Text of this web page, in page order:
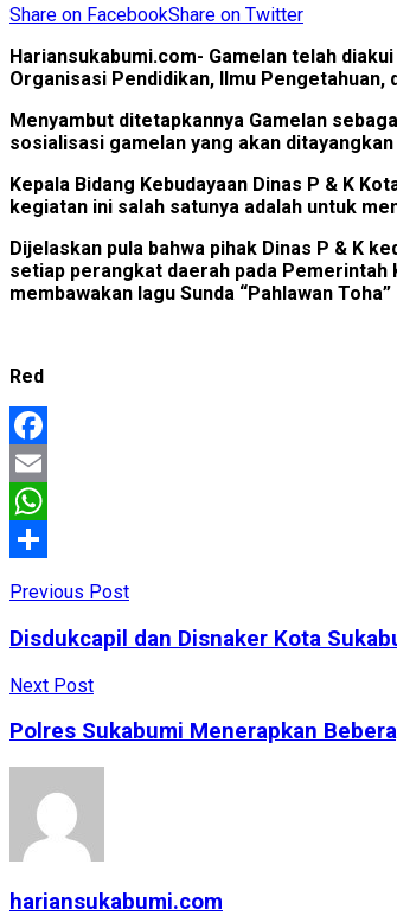
Share on FacebookShare on Twitter
Hariansukabumi.com- Gamelan telah
Organisasi Pendidikan, Ilmu
Menyambut ditetapkannya Gamelan
sosialisasi gamelan yang akan
Kepala Bidang Kebudayaan Dinas P & K
kegiatan ini salah satunya adalah untuk
Dijelaskan pula bahwa pihak Dinas P & K
setiap perangkat daerah pada Pemerintah
membawakan lagu Sunda “Pahlawan
Red
Facebook
Email
WhatsApp
Previous Post
Disdukcapil dan Disnaker Kota
Next Post
Polres Sukabumi Menerapkan
hariansukabumi.com